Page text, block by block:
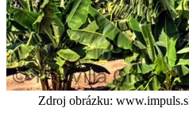
Zdroj obrázku: